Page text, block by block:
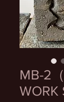
MB-2
WORK